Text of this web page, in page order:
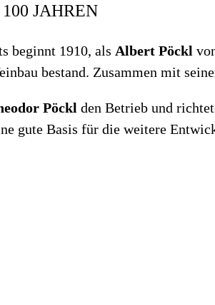
JAHREN
beginnt 1910, als Albert Pöckl
bestand. Zusammen mit
Pöckl den Betrieb und
gute Basis für die weitere